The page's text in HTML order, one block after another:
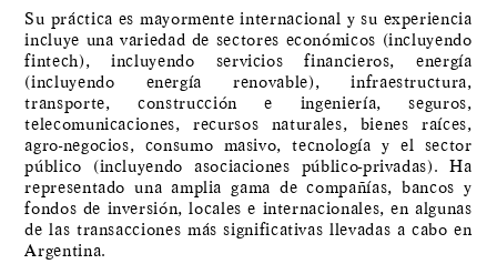
Su práctica es mayormente internacional y su experiencia
incluye una variedad de sectores económicos (incluyendo
fintech), incluyendo servicios financieros, energía
(incluyendo energía renovable), infraestructura,
transporte, construcción e ingeniería, seguros,
telecomunicaciones, recursos naturales, bienes raíces,
agro-negocios, consumo masivo, tecnología y el sector
público (incluyendo asociaciones público-privadas). Ha
representado una amplia gama de compañías, bancos y
fondos de inversión, locales e internacionales, en algunas
de las transacciones más significativas llevadas a cabo en
Argentina.